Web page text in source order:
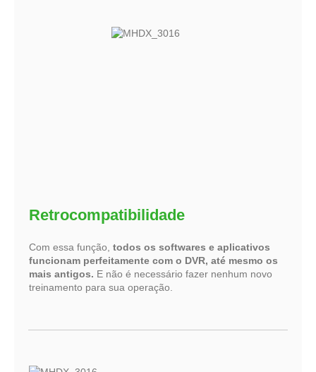
Retrocompatibilidade
Com essa função, todos os softwares e aplicativos
funcionam perfeitamente com o DVR, até mesmo os
mais antigos. E não é necessário fazer nenhum novo
treinamento para sua operação.